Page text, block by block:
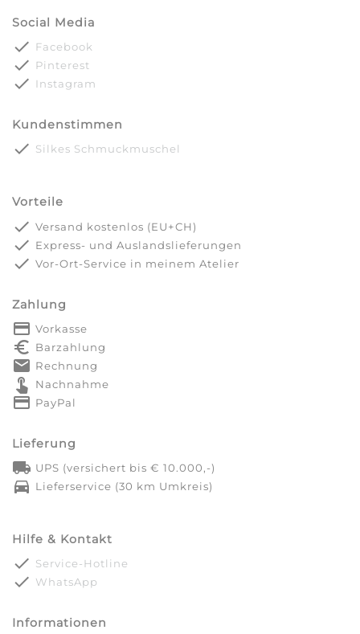
Social Media
done Facebook
done Pinterest
done Instagram
Kundenstimmen
done Silkes Schmuckmuschel
Vorteile
done Versand kostenlos (EU+CH)
done Express- und Auslandslieferungen
done Vor-Ort-Service in meinem Atelier
Zahlung
payment Vorkasse
euro_symbol Barzahlung
markunread Rechnung
touch_app Nachnahme
credit_card PayPal
Lieferung
local_shipping UPS (versichert bis € 10.000,-)
directions_car Lieferservice (30 km Umkreis)
Hilfe & Kontakt
done Service-Hotline
done WhatsApp
Informationen